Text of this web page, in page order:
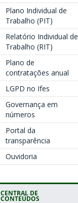
Plano Individual de
Trabalho (PIT)
Relatório Individual de
Trabalho (RIT)
Plano de
contratações anual
LGPD no Ifes
Governança em
números
Portal da
transparência
Ouvidoria
CENTRAL DE
CONTEÚDOS